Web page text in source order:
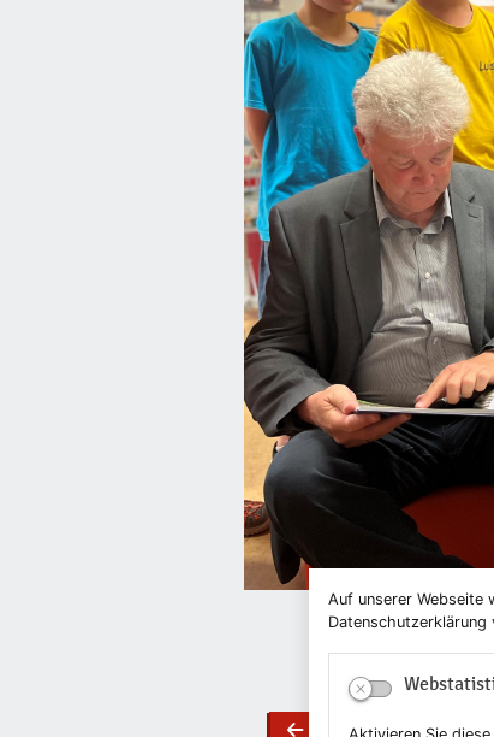
Auf unserer Webseite
Datenschutzerklärung
Zurück